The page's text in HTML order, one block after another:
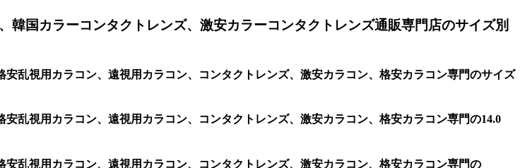
国カラーコンタクトレンズ、激安カラーコンタクトレンズ通販専門店のサイズ別
乱視用カラコン、遠視用カラコン、コンタクトレンズ、激安カラコン、格安カラコン専門のサイズ
乱視用カラコン、遠視用カラコン、コンタクトレンズ、激安カラコン、格安カラコン専門の14.0
乱視用カラコン、遠視用カラコン、コンタクトレンズ、激安カラコン、格安カラコン専門の